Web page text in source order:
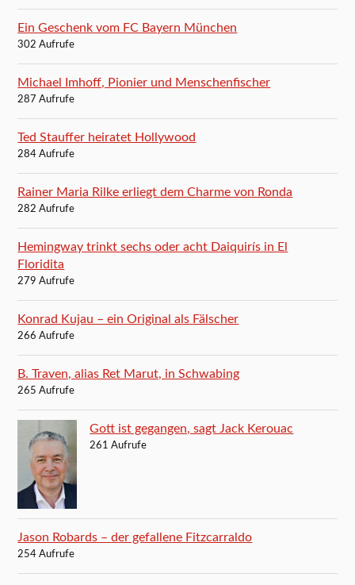
Ein Geschenk vom FC Bayern München
302 Aufrufe
Michael Imhoff, Pionier und Menschenfischer
287 Aufrufe
Ted Stauffer heiratet Hollywood
284 Aufrufe
Rainer Maria Rilke erliegt dem Charme von Ronda
282 Aufrufe
Hemingway trinkt sechs oder acht Daiquirís in El
Floridita
279 Aufrufe
Konrad Kujau – ein Original als Fälscher
266 Aufrufe
B. Traven, alias Ret Marut, in Schwabing
265 Aufrufe
Gott ist gegangen, sagt Jack Kerouac
261 Aufrufe
Jason Robards – der gefallene Fitzcarraldo
254 Aufrufe